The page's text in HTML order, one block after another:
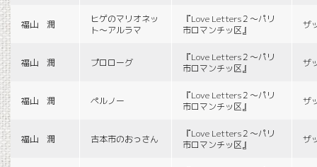
福山 潤
ヒゲのマリオネッ
ト〜アルラマ
『Love Letters２〜パリ
市ロマンチッ区』
ザ
福山 潤 プロローグ
『Love Letters２〜パリ
市ロマンチッ区』
ザ
福山 潤 ペルノー
『Love Letters２〜パリ
市ロマンチッ区』
ザ
福山 潤 古本市のおっさん
『Love Letters２〜パリ
市ロマンチッ区』
ザ